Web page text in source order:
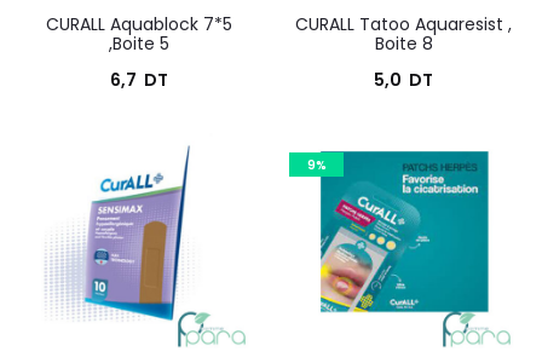
CURALL Aquablock 7*5
,Boite 5
6,7 DT
CURALL Tatoo Aquaresist ,
Boite 8
5,0 DT
9%